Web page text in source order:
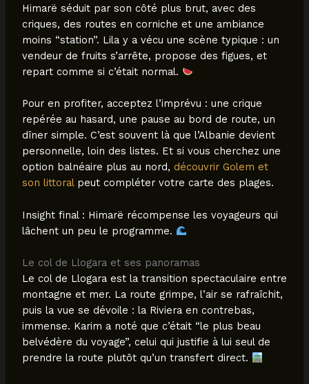
Himarë séduit par son côté plus brut, avec des
criques, des routes en corniche et une ambiance
moins “station”. Lila y a vécu une scène typique : un
vendeur de fruits s’arrête, propose des figues, et
repart comme si c’était normal.
Pour en profiter, acceptez l’imprévu : une crique
repérée au hasard, une pause au bord de route, un
dîner simple. C’est souvent là que l’Albanie devient
personnelle, loin des listes. Et si vous cherchez une
option balnéaire plus au nord, découvrir Golem et
son littoralpeut compléter votre carte des plages.
Insight final : Himarë récompense les voyageurs qui
lâchent un peu le programme.
Le col de Llogara et ses panoramas
Le col de Llogara est la transition spectaculaire entre
montagne et mer. La route grimpe, l’air se rafraîchit,
puis la vue se dévoile : la Riviera en contrebas,
immense. Karim a noté que c’était “le plus beau
belvédère du voyage”, celui qui justifie à lui seul de
prendre la route plutôt qu’un transfert direct.